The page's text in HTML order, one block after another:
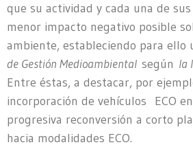
que su actividad y cada una de
menor impacto negativo posible
ambiente, estableciendo para ello
de Gestión Medioambiental según la
Entre éstas, a destacar, por
incorporación de vehículos ECO
progresiva reconversión a corto
hacia modalidades ECO.